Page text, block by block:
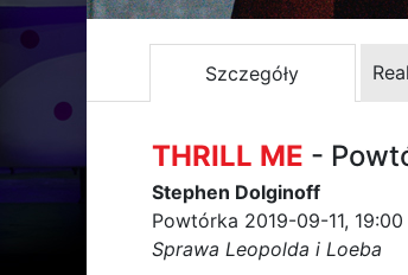
Szczegóły
THRILL ME -
Stephen Dolginoff
Powtórka 2019-09-11, 19:00
Sprawa Leopolda i Loeba